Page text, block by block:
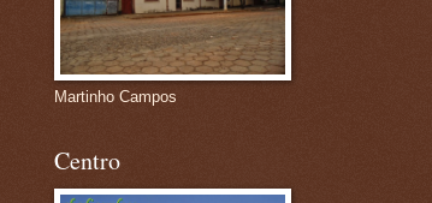
Martinho Campos
Centro